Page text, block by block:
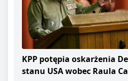
KPP potępia oskarżenia
stanu USA wobec Raula